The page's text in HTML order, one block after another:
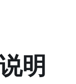
明